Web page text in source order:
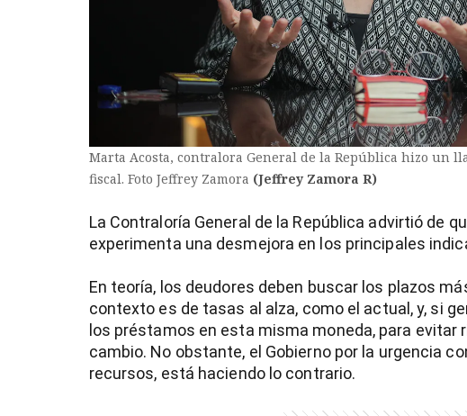
Marta Acosta, contralora General de la República hizo un
fiscal. Foto Jeffrey Zamora (Jeffrey Zamora R)
La Contraloría General de la República advirtió de
experimenta una desmejora en los principales
En teoría, los deudores deben buscar los plazos
contexto es de tasas al alza, como el actual, y, si
los préstamos en esta misma moneda, para evitar
cambio. No obstante, el Gobierno por la urgencia
recursos, está haciendo lo contrario.